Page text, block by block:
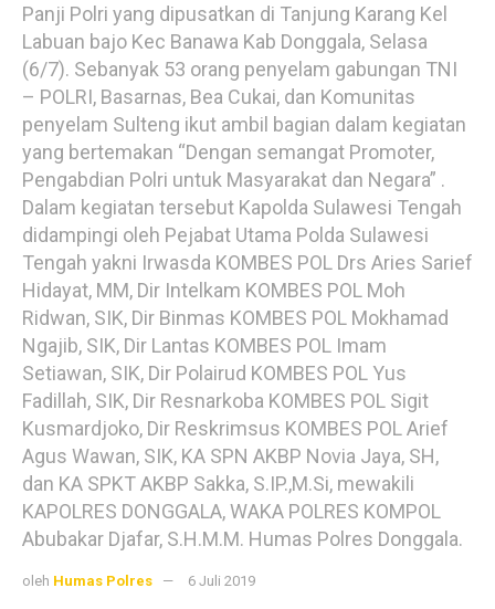
Panji Polri yang dipusatkan di Tanjung Karang Kel
Labuan bajo Kec Banawa Kab Donggala, Selasa
(6/7). Sebanyak 53 orang penyelam gabungan TNI
– POLRI, Basarnas, Bea Cukai, dan Komunitas
penyelam Sulteng ikut ambil bagian dalam kegiatan
yang bertemakan “Dengan semangat Promoter,
Pengabdian Polri untuk Masyarakat dan Negara” .
Dalam kegiatan tersebut Kapolda Sulawesi Tengah
didampingi oleh Pejabat Utama Polda Sulawesi
Tengah yakni Irwasda KOMBES POL Drs Aries Sarief
Hidayat, MM, Dir Intelkam KOMBES POL Moh
Ridwan, SIK, Dir Binmas KOMBES POL Mokhamad
Ngajib, SIK, Dir Lantas KOMBES POL Imam
Setiawan, SIK, Dir Polairud KOMBES POL Yus
Fadillah, SIK, Dir Resnarkoba KOMBES POL Sigit
Kusmardjoko, Dir Reskrimsus KOMBES POL Arief
Agus Wawan, SIK, KA SPN AKBP Novia Jaya, SH,
dan KA SPKT AKBP Sakka, S.IP.,M.Si, mewakili
KAPOLRES DONGGALA, WAKA POLRES KOMPOL
Abubakar Djafar, S.H.M.M. Humas Polres Donggala.
oleh Humas Polres 6 Juli 2019